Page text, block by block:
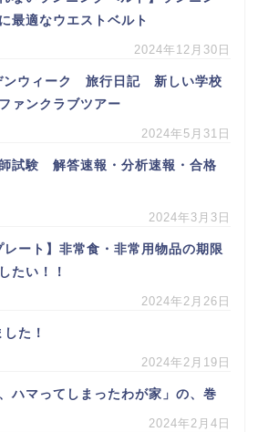
最適なウエストベルト
2024年12月30日
ンウィーク 旅行日記 新しい学校
ァンクラブツアー
2024年5月31日
試験 解答速報・分析速報・合格
2024年3月3日
ート】非常食・非常用物品の期限
たい！！
2024年2月26日
た！
2024年2月19日
ハマってしまったわが家」の、巻
2024年2月4日